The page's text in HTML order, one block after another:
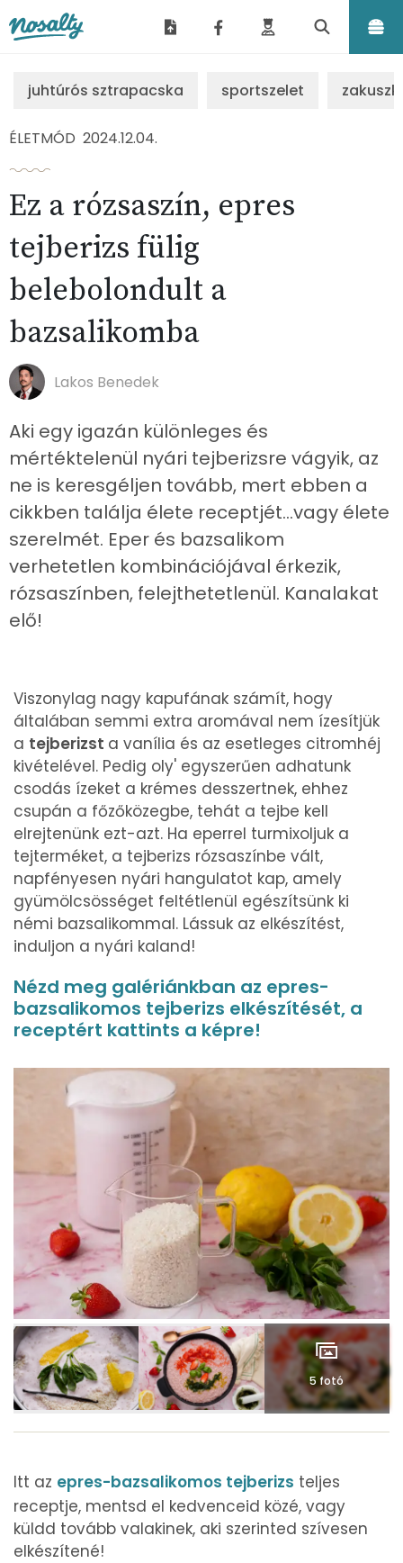
juhtúrós sztrapacska sportszelet
ÉLETMÓD 2024.12.04.
Ez a rózsaszín, epres
tejberizs fülig
belebolondult a
bazsalikomba
Lakos Benedek
Aki egy igazán különleges és
mértéktelenül nyári tejberizsre vágyik, az
ne is keresgéljen tovább, mert ebben a
cikkben találja élete receptjét...vagy élete
szerelmét. Eper és bazsalikom
verhetetlen kombinációjával érkezik,
rózsaszínben, felejthetetlenül. Kanalakat
elő!
Viszonylag nagy kapufának számít, hogy
általában semmi extra aromával nem ízesítjük
a tejberizst a vanília és az esetleges citromhéj
kivételével. Pedig oly' egyszerűen adhatunk
csodás ízeket a krémes desszertnek, ehhez
csupán a főzőközegbe, tehát a tejbe kell
elrejtenünk ezt-azt. Ha eperrel turmixoljuk a
tejterméket, a tejberizs rózsaszínbe vált,
napfényesen nyári hangulatot kap, amely
gyümölcsösséget feltétlenül egészítsünk ki
némi bazsalikommal. Lássuk az elkészítést,
induljon a nyári kaland!
Nézd meg galériánkban az epres-
bazsalikomos tejberizs elkészítését, a
receptért kattints a képre!
5 fotó
Itt az epres-bazsalikomos tejberizs teljes
receptje, mentsd el kedvenceid közé, vagy
küldd tovább valakinek, aki szerinted szívesen
elkészítené!